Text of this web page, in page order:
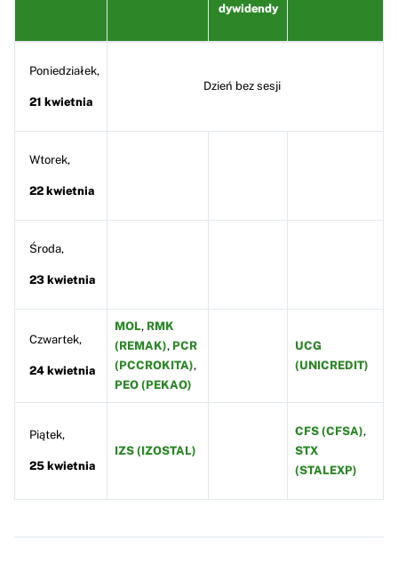
dywidendy
Poniedziałek,
21 kwietnia
Dzień bez sesji
Wtorek,
22 kwietnia
Środa,
23 kwietnia
Czwartek,
24 kwietnia
MOL, RMK
(REMAK), PCR
(PCCROKITA),
PEO (PEKAO)
UCG
(UNICREDIT)
Piątek,
25 kwietnia
IZS (IZOSTAL)
CFS (CFSA),
STX
(STALEXP)